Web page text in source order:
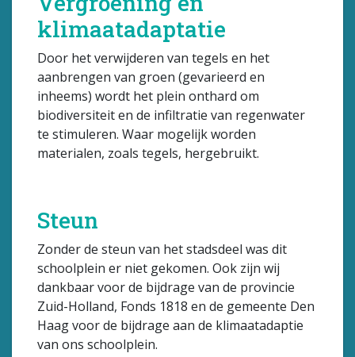
klimaatadaptatie
Door het verwijderen van tegels en het
aanbrengen van groen (gevarieerd en
inheems) wordt het plein onthard om
biodiversiteit en de infiltratie van regenwater
te stimuleren. Waar mogelijk worden
materialen, zoals tegels, hergebruikt.
Steun
Zonder de steun van het stadsdeel was dit
schoolplein er niet gekomen. Ook zijn wij
dankbaar voor de bijdrage van de provincie
Zuid-Holland, Fonds 1818 en de gemeente Den
Haag voor de bijdrage aan de klimaatadaptie
van ons schoolplein.